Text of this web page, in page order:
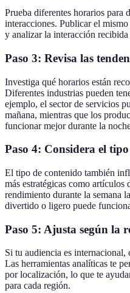
Prueba diferentes horarios para
interacciones. Publicar el
y analizar la interacción
Paso 3: Revisa las
Investiga qué horarios están
Diferentes industrias pueden
ejemplo, el sector de servicios
mañana, mientras que los
funcionar mejor durante la
Paso 4: Considera el
El tipo de contenido también
más estratégicas como
rendimiento durante la semana
divertido o ligero puede
Paso 5: Ajusta según la
Si tu audiencia es internacional,
Las herramientas analíticas te
por localización, lo que te
para cada región.